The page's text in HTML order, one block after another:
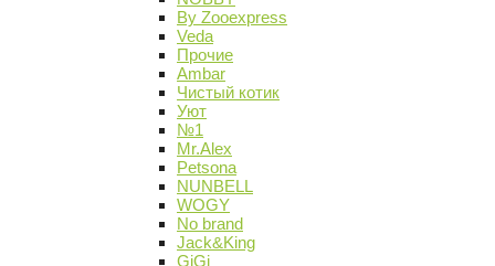
By Zooexpress
Veda
Прочие
Ambar
Чистый котик
Уют
№1
Mr.Alex
Petsona
NUNBELL
WOGY
No brand
Jack&King
GiGi